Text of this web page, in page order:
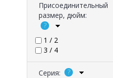
Присоединительный
размер, дюйм:
1 / 2
3 / 4
Серия: